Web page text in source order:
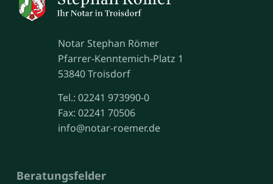
Notar Stephan Römer
Pfarrer-Kenntemich-Platz 1
53840 Troisdorf
Tel.: 02241 973990-0
Fax: 02241 70506
info@notar-roemer.de
Beratungsfelder